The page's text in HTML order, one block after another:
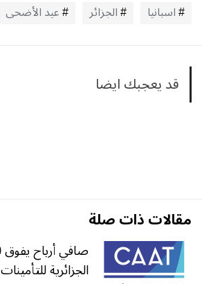
اسبانيا
الجزائر عيد الأضحى
قد يعجبك ايضا
مقالات ذات صلة
الجزائرية للتأمينات